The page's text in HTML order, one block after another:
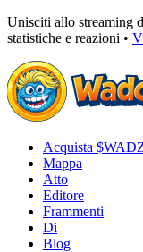
Unisciti allo streaming
statistiche e reazioni •
Acquista
Mappa
Atto
Editore
Frammenti
Di
Blog